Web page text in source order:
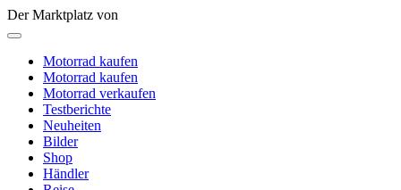
Der Marktplatz von
Motorrad kaufen
Motorrad kaufen
Motorrad verkaufen
Testberichte
Neuheiten
Bilder
Shop
Händler